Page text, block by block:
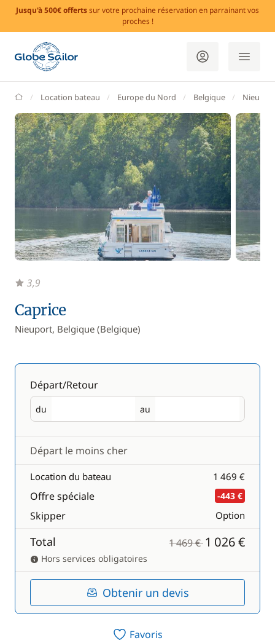
Jusqu'à 500€ offertssur votre prochaine réservation en parrainant vos
proches !
GlobeSailor
Location bateau Europe du Nord Belgique Nieuport
Caprice
Nieuport, Belgique (Belgique)
3,9
Départ/Retour
du
Départ au
Retour
Départ le moins cher
Location du bateau 1 469 €
Offre spéciale -443 €
Skipper Option
Total 1 469 €1 026 €
Hors services obligatoires
Obtenir un devis
Favoris